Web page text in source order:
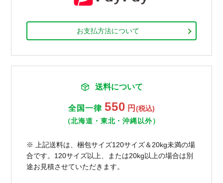
お支払方法について
送料について
全国一律 550 円 (税込)
（北海道・東北・沖縄以外）
※ 上記送料は、梱包サイズ120サイズ＆20kg未満の場
合です。120サイズ以上、または20kg以上の場合は別
途お見積させていただきます。